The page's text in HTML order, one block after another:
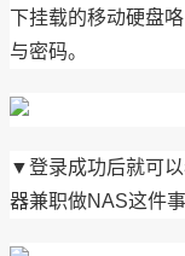
下挂载的移动硬盘
与密码。
▼登录成功后就可以
器兼职做NAS这件事